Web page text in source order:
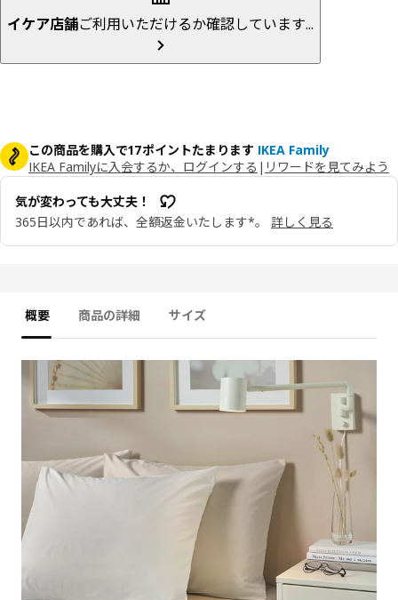
イケア店舗ご利用いただけるか確認しています...
この商品を購入で17ポイントたまります IKEA Family
IKEA Familyに入会するか、ログインする | リワードを見てみよう
気が変わっても大丈夫！
365日以内であれば、全額返金いたします*。
詳しく見る
概要 商品の詳細 サイズ